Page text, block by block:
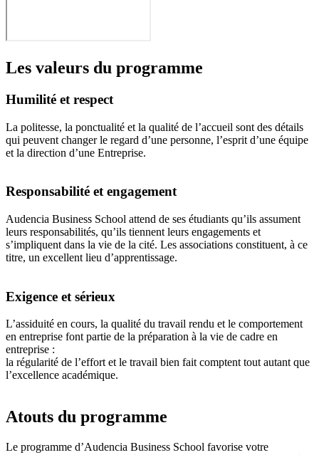
Les valeurs du programme
Humilité et respect
La politesse, la ponctualité et la qualité de l’accueil sont des détails
qui peuvent changer le regard d’une personne, l’esprit d’une équipe
et la direction d’une Entreprise.
Responsabilité et engagement
Audencia Business School attend de ses étudiants qu’ils assument
leurs responsabilités, qu’ils tiennent leurs engagements et
s’impliquent dans la vie de la cité. Les associations constituent, à ce
titre, un excellent lieu d’apprentissage.
Exigence et sérieux
L’assiduité en cours, la qualité du travail rendu et le comportement
en entreprise font partie de la préparation à la vie de cadre en
entreprise :
la régularité de l’effort et le travail bien fait comptent tout autant que
l’excellence académique.
Atouts du programme
Le programme d’Audencia Business School favorise votre